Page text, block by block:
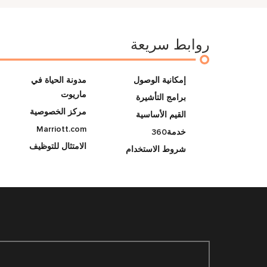
روابط سريعة
إمكانية الوصول
برامج التأشيرة
القيم الأساسية
خدمة360
شروط الاستخدام
مدونة الحياة في
ماريوت
مركز الخصوصية
Marriott.com
الامتثال للتوظيف